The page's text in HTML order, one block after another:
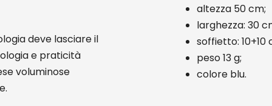
deve lasciare il
e praticità
voluminose
altezza 50 cm;
larghezza: 30
soffietto: 10+10
peso 13 g;
colore blu.